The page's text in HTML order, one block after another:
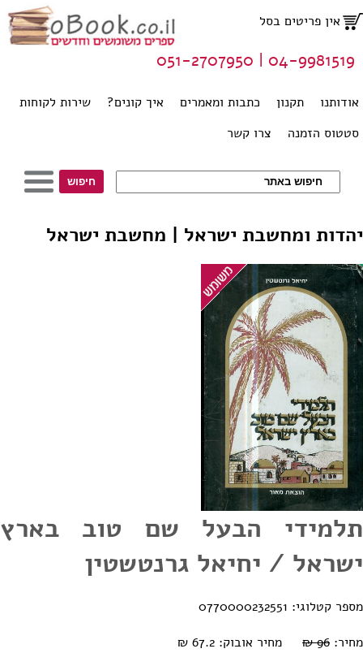
אין פריטים בסל
אודותנו תקנון כתבות ומאמרים איך קונים?
שירות לקוחות
סטטוס הזמנה
צרו קשר
04-9981519 | 051-2707950
יהדות ומחשבת ישראל | מחשבת ישראל
תלמידי הבעל שם טוב בארץ
ישראל / יחיאל גרנטשטין
מספר קטלוגי: 0770000232551
מחיר: 96 ₪ מחיר אובוק: 67.2 ₪